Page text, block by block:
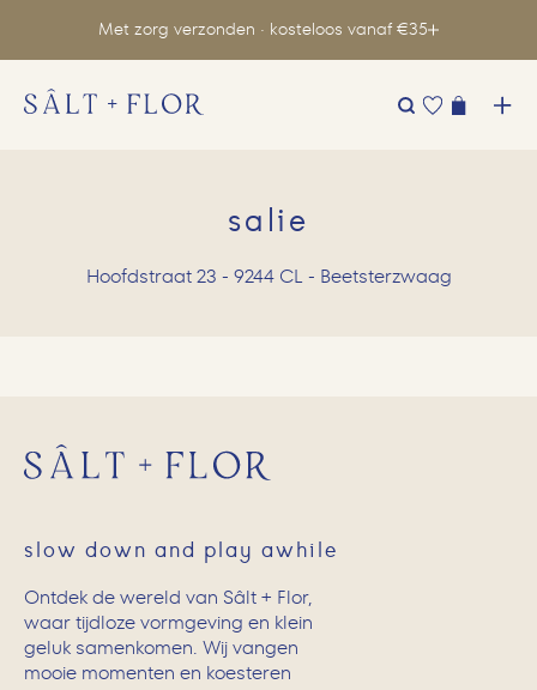
Met zorg verzonden · kosteloos vanaf €35
salie
Hoofdstraat 23 - 9244 CL - Beetsterzwaag
slow down and play awhile
Ontdek de wereld van Sâlt + Flor,
waar tijdloze vormgeving en klein
geluk samenkomen. Wij vangen
mooie momenten en koesteren